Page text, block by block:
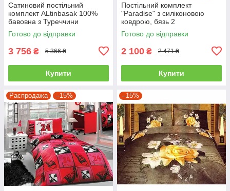
Сатиновий постільний
комплект ALtinbasak 100%
бавовна з Туреччини
двоспальний - євро
Готово до відправки
3 756 ₴ 5 366 ₴
Купити
Постільний комплект
"Paradise" з силіконовою
ковдрою, бязь 2
Готово до відправки
2 100 ₴ 2 471 ₴
Купити
Распродажа –15% –15%